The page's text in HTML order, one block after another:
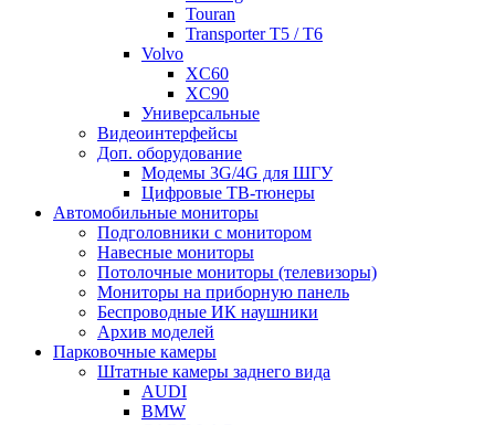
Touran
Transporter T5 / T6
Volvo
XC60
XC90
Универсальные
Видеоинтерфейсы
Доп. оборудование
Модемы 3G/4G для ШГУ
Цифровые ТВ-тюнеры
Автомобильные мониторы
Подголовники с монитором
Навесные мониторы
Потолочные мониторы (телевизоры)
Мониторы на приборную панель
Беспроводные ИК наушники
Архив моделей
Парковочные камеры
Штатные камеры заднего вида
AUDI
BMW